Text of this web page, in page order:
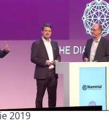
2019